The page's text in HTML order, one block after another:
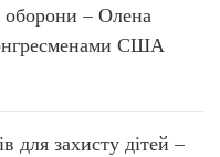
оборони – Олена
США
для захисту дітей –